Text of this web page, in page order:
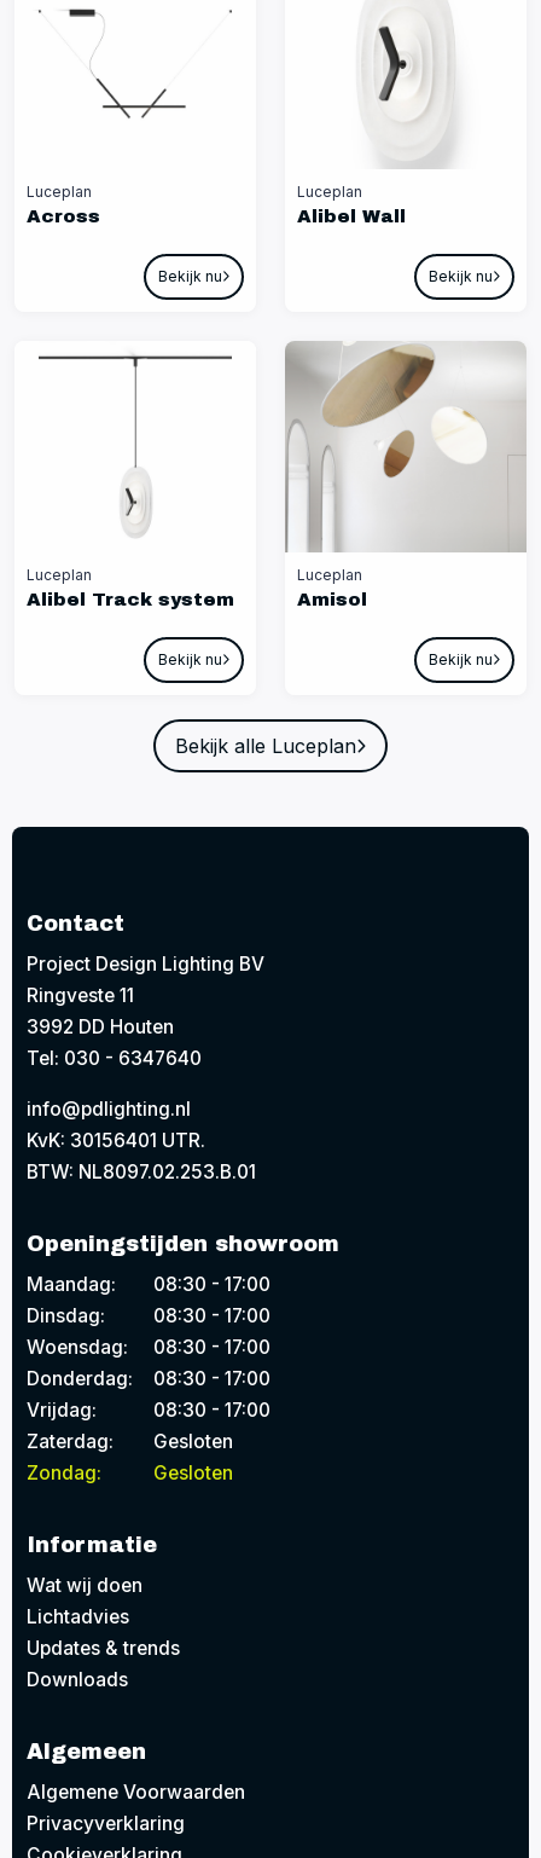
Luceplan
Across
Bekijk nu
Luceplan
Alibel Wall
Bekijk nu
Luceplan
Alibel Track system
Bekijk nu
Luceplan
Amisol
Bekijk nu
Bekijk alle Luceplan
Contact
Project Design Lighting BV
Ringveste 11
3992 DD Houten
Tel: 030 - 6347640
info@pdlighting.nl
KvK: 30156401 UTR.
BTW: NL8097.02.253.B.01
Openingstijden showroom
Maandag:
08:30 - 17:00
Dinsdag:
08:30 - 17:00
Woensdag:
08:30 - 17:00
Donderdag:
08:30 - 17:00
Vrijdag:
08:30 - 17:00
Zaterdag:
Gesloten
Zondag:
Gesloten
Informatie
Wat wij doen
Lichtadvies
Updates & trends
Downloads
Algemeen
Algemene Voorwaarden
Privacyverklaring